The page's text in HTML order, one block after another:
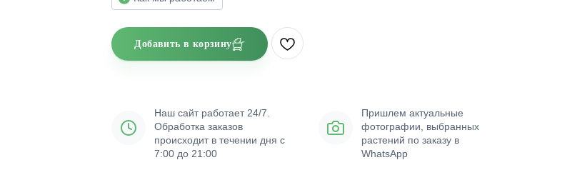
Добавить в корзину
Наш сайт работает 24/7.
Обработка заказов
происходит в течении дня с
7:00 до 21:00
Пришлем актуальные
фотографии, выбранных
растений по заказу в
WhatsApp